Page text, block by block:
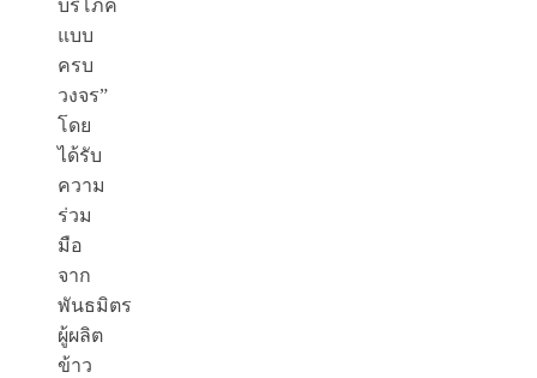
บริโภค
แบบ
ครบ
วงจร”
โดย
ได้รับ
ความ
ร่วม
มือ
จาก
พันธมิตร
ผู้ผลิต
ข้าว